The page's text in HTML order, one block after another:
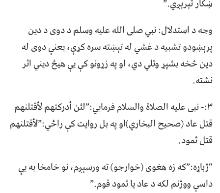
ښکار تېرېږي.”
وجه د استدلال: نبي صلی الله علیه وسلم د دوی د دین
پرېښودو تشبیه د غشي له تېښته سره کړې، یعنې دوی له
دین څخه بشپړ وتلي دي، او په زړونو کې یې هیڅ دیني اثر
نشته.
۳:- نبی علیه الصلاة والسلام فرمايي:”لئن أدركتهم لأقتلنهم
قتل عاد (صحيح البخاري)او په بل روايت کې راځي:”لأقتلنهم
قتل ثمود.
“ژباړه:”که زه هغوی (خوارجو) ته ورسېږم، نو خامخا به یې
داسې ووژنم لکه د عاد یا ثمود قوم.”